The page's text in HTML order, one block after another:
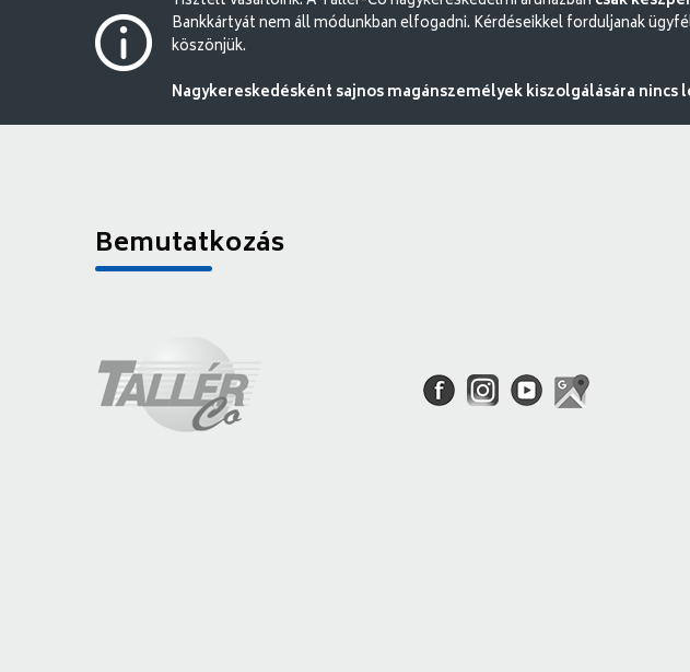
Bankkártyát nem áll módunkban elfogadni. Kérdéseikkel forduljanak
köszönjük.
Nagykereskedésként sajnos magánszemélyek kiszolgálására nincs
Bemutatkozás